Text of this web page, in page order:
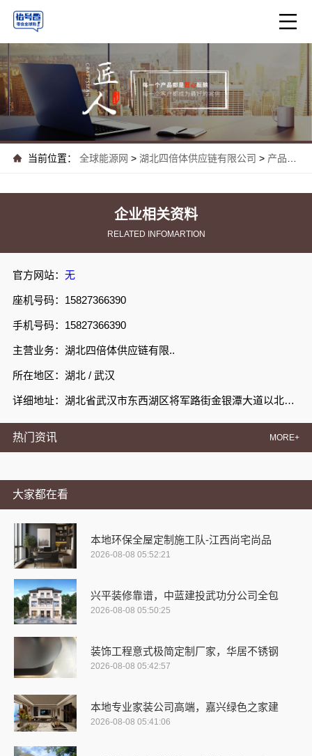
企业相关资料
RELATED INFOMARTION
官方网站： 无
座机号码：15827366390
手机号码：15827366390
主营业务：湖北四倍体供应链有限..
所在地区：湖北 / 武汉
详细地址：湖北省武汉市东西湖区将军路街金银潭大道以北、银潭路以南武汉客厅小型会展中心建设项目展贸中心J号楼单元11层02号
热门资讯 MORE+
大家都在看
本地环保全屋定制施工队-江西尚宅尚品
2026-08-08 05:52:21
兴平装修靠谱，中蓝建投武功分公司全包
2026-08-08 05:50:25
装饰工程意式极简定制厂家，华居不锈钢
2026-08-08 05:42:57
本地专业家装公司高端，嘉兴绿色之家建
2026-08-08 05:41:06
当前位置： 全球能源网> 湖北四倍体供应链有限公司 > 产品中心